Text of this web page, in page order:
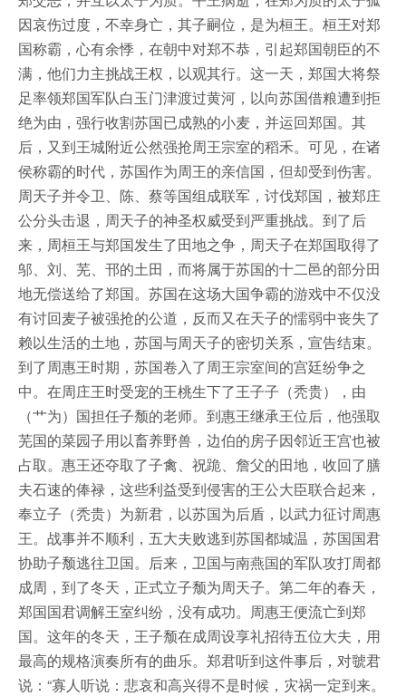
因哀伤过度，不幸身亡，其子嗣位，是为桓王。桓王对郑
国称霸，心有余悸，在朝中对郑不恭，引起郑国朝臣的不
满，他们力主挑战王权，以观其行。这一天，郑国大将祭
足率领郑国军队白玉门津渡过黄河，以向苏国借粮遭到拒
绝为由，强行收割苏国已成熟的小麦，并运回郑国。其
后，又到王城附近公然强抢周王宗室的稻禾。可见，在诸
侯称霸的时代，苏国作为周王的亲信国，但却受到伤害。
周天子并令卫、陈、蔡等国组成联军，讨伐郑国，被郑庄
公分头击退，周天子的神圣权威受到严重挑战。到了后
来，周桓王与郑国发生了田地之争，周天子在郑国取得了
邬、刘、芜、邗的土田，而将属于苏国的十二邑的部分田
地无偿送给了郑国。苏国在这场大国争霸的游戏中不仅没
有讨回麦子被强抢的公道，反而又在天子的懦弱中丧失了
赖以生活的土地，苏国与周天子的密切关系，宣告结束。
到了周惠王时期，苏国卷入了周王宗室间的宫廷纷争之
中。在周庄王时受宠的王桃生下了王子子（秃贵），由
（艹为）国担任子颓的老师。到惠王继承王位后，他强取
芜国的菜园子用以畜养野兽，边伯的房子因邻近王宫也被
占取。惠王还夺取了子禽、祝跪、詹父的田地，收回了膳
夫石速的俸禄，这些利益受到侵害的王公大臣联合起来，
奉立子（秃贵）为新君，以苏国为后盾，以武力征讨周惠
王。战事并不顺利，五大夫败逃到苏国都城温，苏国国君
协助子颓逃往卫国。后来，卫国与南燕国的军队攻打周都
成周，到了冬天，正式立子颓为周天子。第二年的春天，
郑国国君调解王室纠纷，没有成功。周惠王便流亡到郑
国。这年的冬天，王子颓在成周设享礼招待五位大夫，用
最高的规格演奏所有的曲乐。郑君听到这件事后，对虢君
说：“寡人听说：悲哀和高兴得不是时候，灾祸一定到来。